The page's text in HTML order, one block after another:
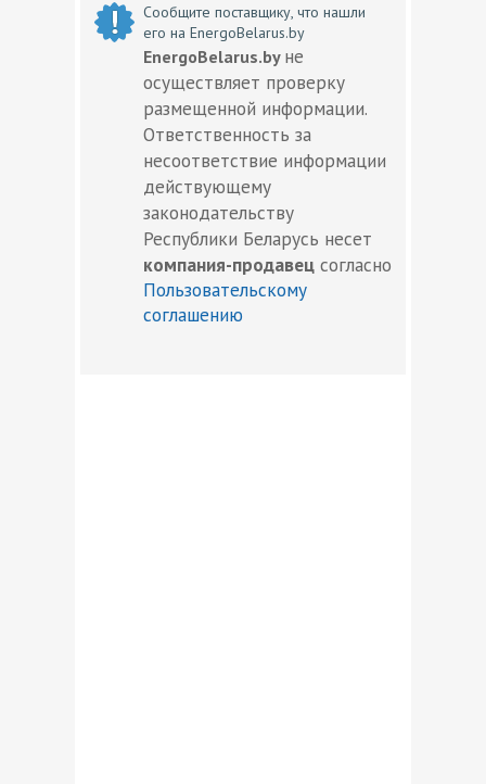
Сообщите поставщику, что нашли
его на EnergoBelarus.by
EnergoBelarus.by не
осуществляет проверку
размещенной информации.
Ответственность за
несоответствие информации
действующему
законодательству
Республики Беларусь несет
компания-продавец согласно
Пользовательскому
соглашению